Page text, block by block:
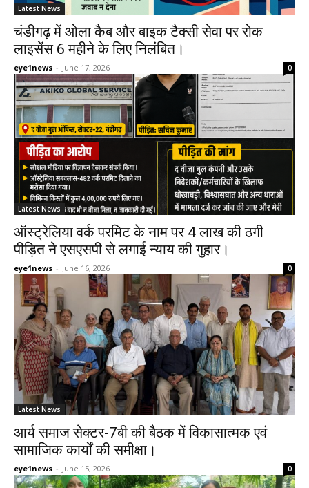
Latest News
चंडीगढ़ में ओला कैब और बाइक टैक्सी सेवा पर रोक
लाइसेंस 6 महीने के लिए निलंबित।
eye1news - June 17, 2026 0
Latest News
ऑस्ट्रेलिया वर्क परमिट के नाम पर 4 लाख की ठगी
पीड़ित ने एसएसपी से लगाई न्याय की गुहार।
eye1news - June 16, 2026 0
Latest News
आर्य समाज सेक्टर-7बी की बैठक में विकासात्मक एवं
सामाजिक कार्यों की समीक्षा।
eye1news - June 15, 2026 0